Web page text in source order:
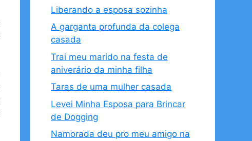
Liberando a esposa sozinha
A garganta profunda da colega
casada
Trai meu marido na festa de
aniverário da minha filha
Taras de uma mulher casada
Levei Minha Esposa para Brincar
de Dogging
Namorada deu pro meu amigo na